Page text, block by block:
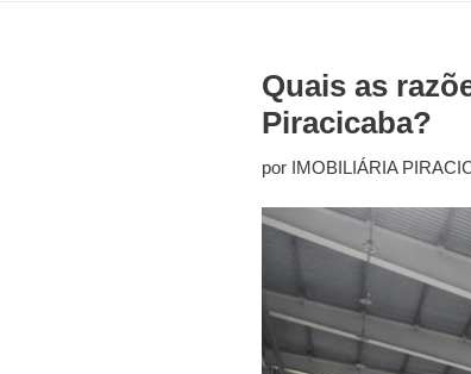
Quais as
Piracicaba?
por IMOBILIÁRIA